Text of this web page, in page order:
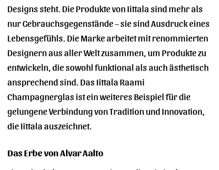
Designs steht. Die Produkte von Iittala sind mehr als
nur Gebrauchsgegenstände – sie sind Ausdruck eines
Lebensgefühls. Die Marke arbeitet mit renommierten
Designern aus aller Welt zusammen, um Produkte zu
entwickeln, die sowohl funktional als auch ästhetisch
ansprechend sind. Das Iittala Raami
Champagnerglas ist ein weiteres Beispiel für die
gelungene Verbindung von Tradition und Innovation,
die Iittala auszeichnet.
Das Erbe von Alvar Aalto